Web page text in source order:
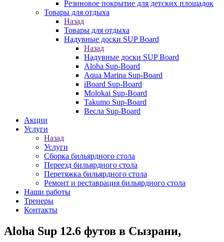
Резиновое покрытие для детских площадок
Товары для отдыха
Назад
Товары для отдыха
Надувные доски SUP Board
Назад
Надувные доски SUP Board
Aloha Sup-Board
Aqua Marina Sup-Board
iBoard Sup-Board
Molokai Sup-Board
Takumo Sup-Board
Весла Sup-Board
Акции
Услуги
Назад
Услуги
Сборка бильярдного стола
Переезд бильярдного стола
Перетяжка бильярдного стола
Ремонт и реставрация бильярдного стола
Наши работы
Тренеры
Контакты
Aloha Sup 12.6 футов в Сызрани,